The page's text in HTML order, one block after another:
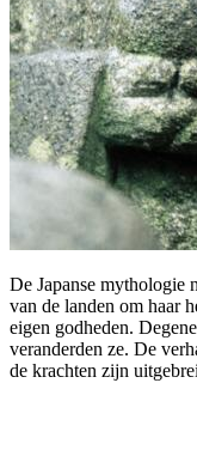
De Japanse mythologie
van de landen om haar
eigen godheden.
veranderden ze. De
de krachten zijn